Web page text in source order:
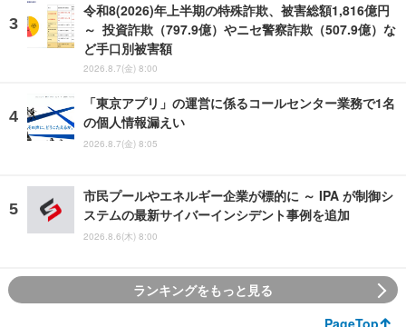
令和8(2026)年上半期の特殊詐欺、被害総額1,816億円
～ 投資詐欺（797.9億）やニセ警察詐欺（507.9億）な
ど手口別被害額
2026.8.7(金) 8:00
「東京アプリ」の運営に係るコールセンター業務で1名
の個人情報漏えい
2026.8.7(金) 8:05
市民プールやエネルギー企業が標的に ～ IPA が制御シ
ステムの最新サイバーインシデント事例を追加
2026.8.6(木) 8:00
ランキングをもっと見る